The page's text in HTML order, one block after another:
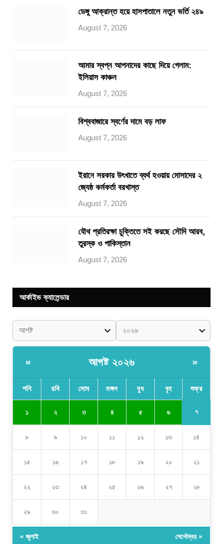
ডেঙ্গু আক্রান্ত হয়ে হাসপাতালে নতুন ভর্তি ২৪৯
August 7, 2026
আমার স্বপ্ন আপনাদের কাছে দিয়ে গেলাম:
ইলিয়াস কাঞ্চন
August 7, 2026
বিশ্ববাজারে স্বর্ণের দামে বড় লাফ
August 7, 2026
ইরানে সরকার উৎখাতে ব্যর্থ হওয়ায় মোসাদের ২
জ্যেষ্ঠ কর্মকর্তা বরখাস্ত
August 7, 2026
যৌথ প্রতিরক্ষা চুক্তিতে সই করছে সৌদি আরব,
তুরস্ক ও পাকিস্তান
August 7, 2026
আর্কাইভ ক্যালেন্ডার
« আগষ্ট ২০২৬ »
শনি রবি সোম মঙ্গল বুধ বৃহ শুক্র
১ ২ ৩ ৪ ৫ ৬ ৭
৮ ৯ ১০ ১১ ১২ ১৩ ১৪
১৫ ১৬ ১৭ ১৮ ১৯ ২০ ২১
২২ ২৩ ২৪ ২৫ ২৬ ২৭ ২৮
২৯ ৩০ ৩১
« জুলাই সেপ্টেম্বর »